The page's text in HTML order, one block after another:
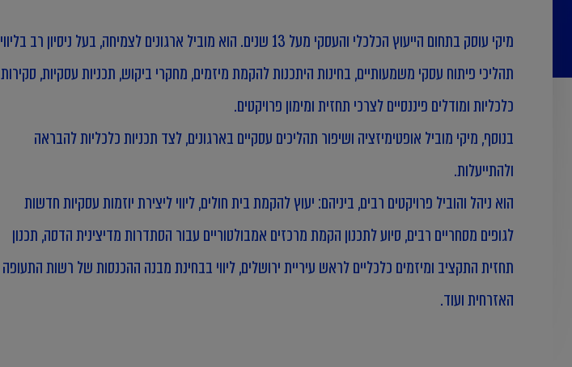
מיקי עוסק בתחום הייעוץ הכלכלי והעסקי מעל 13 שנים. הוא מוביל ארגונים לצמיחה, בעל ניסיון רב בליווי
תהליכי פיתוח עסקי משמעותיים, בחינות היתכנות להקמת מיזמים, מחקרי ביקוש, תכניות עסקיות, סקירות
כלכליות ומודלים פיננסיים לצרכי תחזית ומימון פרויקטים.
בנוסף, מיקי מוביל אופטימיזציה ושיפור תהליכים עסקיים בארגונים, לצד תכניות כלכליות להבראה
ולהתייעלות.
הוא ניהל והוביל פרויקטים רבים, ביניהם: יעוץ להקמת בית חולים, ליווי ליצירת יוזמות עסקיות חדשות
לגופים מסחריים רבים, סיוע לתכנון הקמת מרכזים אמבולטוריים עבור הסתדרות מדיצינית הדסה, תכנון
תחזית התקציב ומיזמים כלכליים לראש עיריית ירושלים, ליווי בבחינת מבנה ההכנסות של רשות התעופה
האזרחית ועוד.